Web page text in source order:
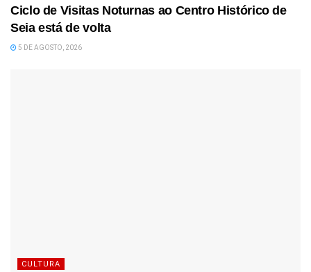
Ciclo de Visitas Noturnas ao Centro Histórico de
Seia está de volta
5 DE AGOSTO, 2026
CULTURA